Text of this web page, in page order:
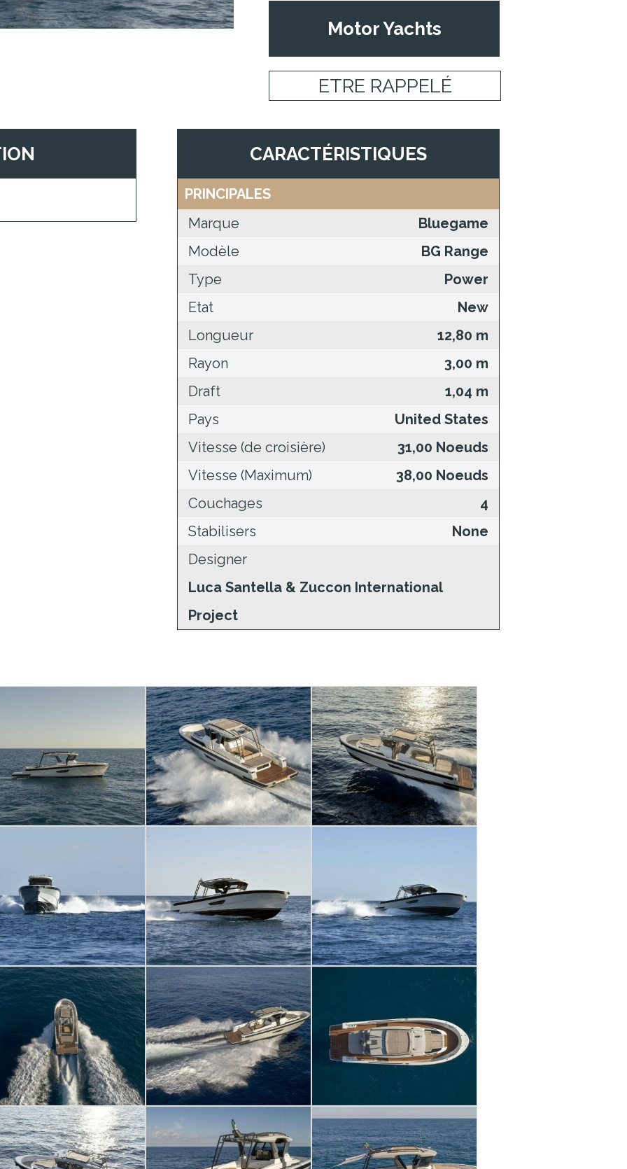
Motor Yachts
ETRE RAPPELÉ
CARACTÉRISTIQUES
PRINCIPALES
Marque
Bluegame
Modèle
BG Range
Type
Power
Etat
New
Longueur
12,80 m
Rayon
3,00 m
Draft
1,04 m
Pays
United States
Vitesse (de croisière)
31,00 Noeuds
Vitesse (Maximum)
38,00 Noeuds
Couchages
4
Stabilisers
None
Designer
Luca Santella & Zuccon International
Project